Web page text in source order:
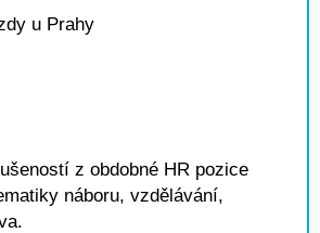
u Prahy
z obdobné HR pozice
náboru, vzdělávání,